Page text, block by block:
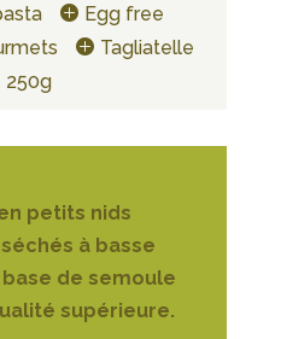
Egg free
Tagliatelle
250g
petits nids
séchés à basse
de semoule
supérieure.